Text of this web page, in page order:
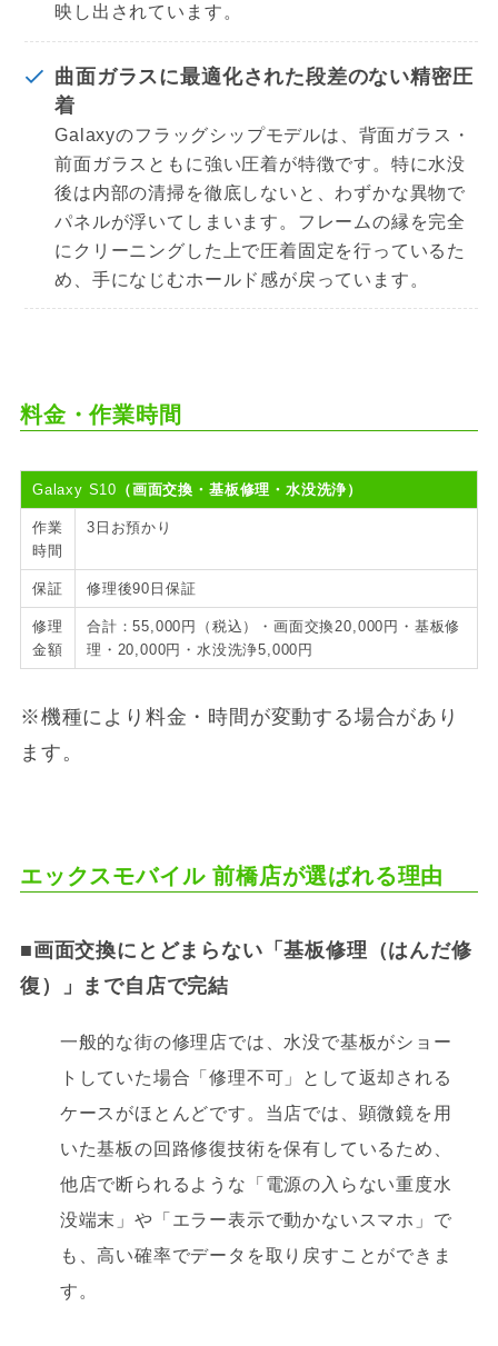
映し出されています。
曲面ガラスに最適化された段差のない精密圧
着
Galaxyのフラッグシップモデルは、背面ガラス・
前面ガラスともに強い圧着が特徴です。特に水没
後は内部の清掃を徹底しないと、わずかな異物で
パネルが浮いてしまいます。フレームの縁を完全
にクリーニングした上で圧着固定を行っているた
め、手になじむホールド感が戻っています。
料金・作業時間
Galaxy S10 （画面交換・基板修理・水没洗浄）
作業
時間
3日お預かり
保証 修理後90日保証
修理
金額
合計：55,000円（税込）・画面交換20,000円・基板修
理・20,000円・水没洗浄5,000円
※機種により料金・時間が変動する場合があり
ます。
エックスモバイル 前橋店が選ばれる理由
■画面交換にとどまらない「基板修理（はんだ修
復）」まで自店で完結
一般的な街の修理店では、水没で基板がショー
トしていた場合「修理不可」として返却される
ケースがほとんどです。当店では、顕微鏡を用
いた基板の回路修復技術を保有しているため、
他店で断られるような「電源の入らない重度水
没端末」や「エラー表示で動かないスマホ」で
も、高い確率でデータを取り戻すことができま
す。